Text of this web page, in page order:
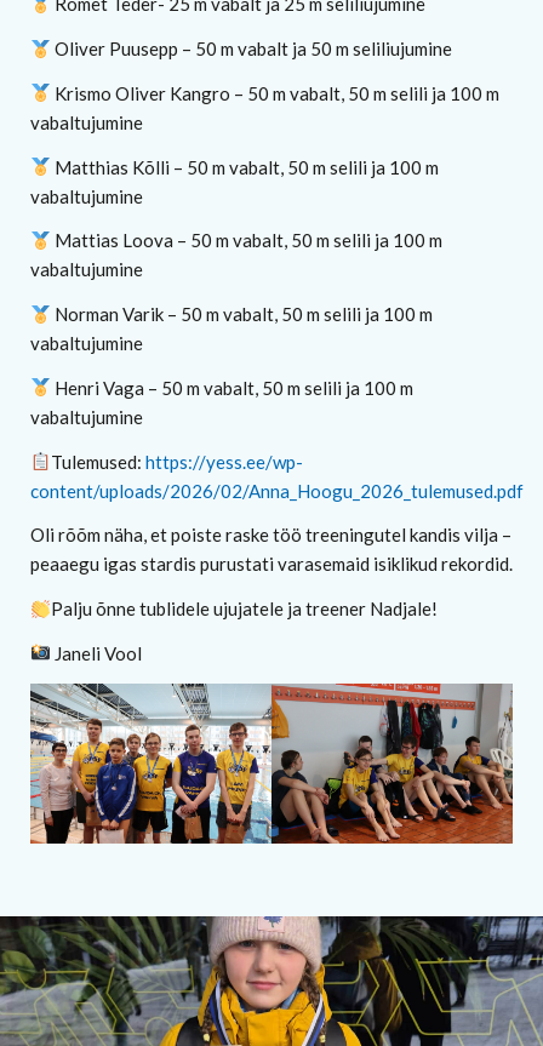
Oliver Puusepp – 50 m vabalt ja 50 m seliliujumine
Krismo Oliver Kangro – 50 m vabalt, 50 m selili ja 100 m
vabaltujumine
Matthias Kõlli – 50 m vabalt, 50 m selili ja 100 m
vabaltujumine
Mattias Loova – 50 m vabalt, 50 m selili ja 100 m
vabaltujumine
Norman Varik – 50 m vabalt, 50 m selili ja 100 m
vabaltujumine
Henri Vaga – 50 m vabalt, 50 m selili ja 100 m
vabaltujumine
Tulemused:https://yess.ee/wp-
content/uploads/2026/02/Anna_Hoogu_2026_tulemused.pdf
Oli rõõm näha, et poiste raske töö treeningutel kandis vilja –
peaaegu igas stardis purustati varasemaid isiklikud rekordid.
Palju õnne tublidele ujujatele ja treener Nadjale!
Janeli Vool